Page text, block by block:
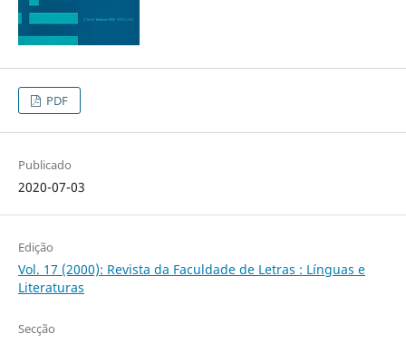
PDF
Publicado
2020-07-03
Edição
Vol. 17 (2000): Revista da Faculdade de Letras : Línguas e
Literaturas
Secção